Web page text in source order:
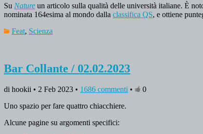
Su Nature un articolo sulla qualità delle università italiane. È
nominata 164esima al mondo dalla classifica QS, e ottiene
Feat, Scienza
Bar Collante / 02.02.2023
di hookii • 2 Feb 2023 • 1686 commenti •
0
Uno spazio per fare quattro chiacchiere.
Alcune pagine su argomenti specifici: